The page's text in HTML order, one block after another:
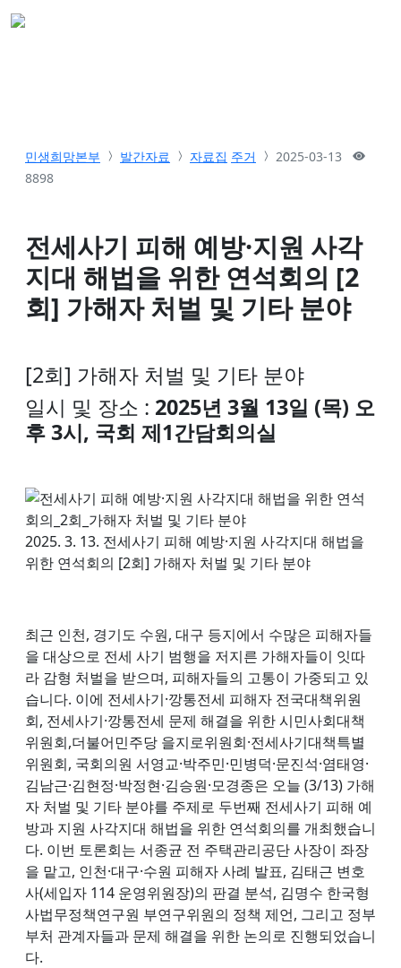
민생희망본부 발간자료 자료집 주거
2025-03-13
8898
전세사기 피해 예방·지원 사각
지대 해법을 위한 연석회의 [2
회] 가해자 처벌 및 기타 분야
[2회] 가해자 처벌 및 기타 분야
일시 및 장소 : 2025년 3월 13일 (목) 오
후 3시, 국회 제1간담회의실
2025. 3. 13. 전세사기 피해 예방·지원 사각지대 해법을
위한 연석회의 [2회] 가해자 처벌 및 기타 분야
최근 인천, 경기도 수원, 대구 등지에서 수많은 피해자들
을 대상으로 전세 사기 범행을 저지른 가해자들이 잇따
라 감형 처벌을 받으며, 피해자들의 고통이 가중되고 있
습니다. 이에 전세사기·깡통전세 피해자 전국대책위원
회, 전세사기·깡통전세 문제 해결을 위한 시민사회대책
위원회,더불어민주당 을지로위원회·전세사기대책특별
위원회, 국회의원 서영교·박주민·민병덕·문진석·염태영·
김남근·김현정·박정현·김승원·모경종은 오늘 (3/13) 가해
자 처벌 및 기타 분야를 주제로 두번째 전세사기 피해 예
방과 지원 사각지대 해법을 위한 연석회의를 개최했습니
다. 이번 토론회는 서종균 전 주택관리공단 사장이 좌장
을 맡고, 인천·대구·수원 피해자 사례 발표, 김태근 변호
사(세입자 114 운영위원장)의 판결 분석, 김명수 한국형
사법무정책연구원 부연구위원의 정책 제언, 그리고 정부
부처 관계자들과 문제 해결을 위한 논의로 진행되었습니
다.